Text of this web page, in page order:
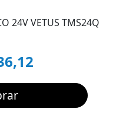
24V VETUS TMS24Q